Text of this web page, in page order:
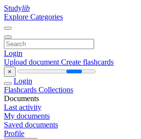
Studylib
Explore Categories
Login
Upload document Create flashcards
×
Login
Flashcards Collections
Documents
Last activity
My documents
Saved documents
Profile